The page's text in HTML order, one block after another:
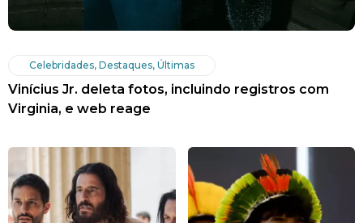
Celebridades, Destaques, Últimas
Vinícius Jr. deleta fotos, incluindo registros com
Virginia, e web reage